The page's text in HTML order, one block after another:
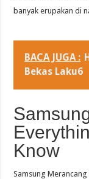
banyak erupakan di
BACA JUGA :
Bekas Laku6
Know
Samsung